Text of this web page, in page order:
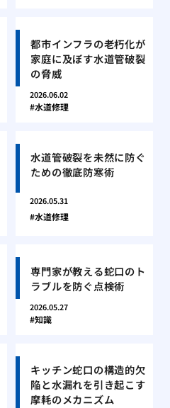
都市インフラの老朽化が
家庭に及ぼす水道管破裂
の脅威
2026.06.02
水道修理
水道管破裂を未然に防ぐ
ための徹底防寒術
2026.05.31
水道修理
専門家が教える蛇口のト
ラブルを防ぐ点検術
2026.05.27
知識
キッチン蛇口の構造的欠
陥と水漏れを引き起こす
摩耗のメカニズム